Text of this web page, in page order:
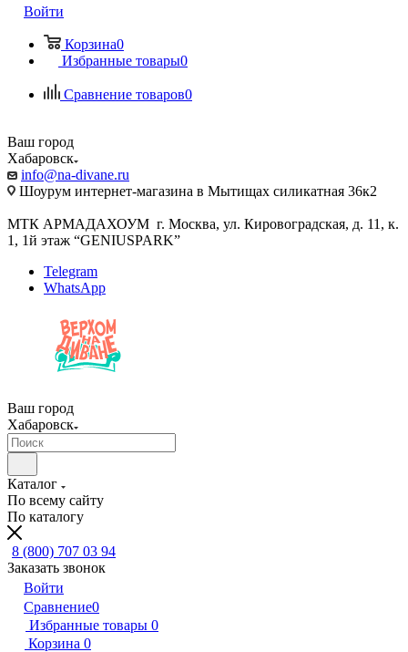
Войти
Корзина0
Избранные товары0
Сравнение товаров0
Ваш город
Хабаровск
info@na-divane.ru
Шоурум интернет-магазина в Мытищах силикатная 36к2
МТК АРМАДАХОУМ г. Москва, ул. Кировоградская, д. 11, к.
1, 1й этаж “GENIUSPARK”
Telegram
WhatsApp
Ваш город
Хабаровск
Каталог
По всему сайту
По каталогу
8 (800) 707 03 94
Заказать звонок
Войти
Сравнение0
Избранные товары 0
Корзина 0